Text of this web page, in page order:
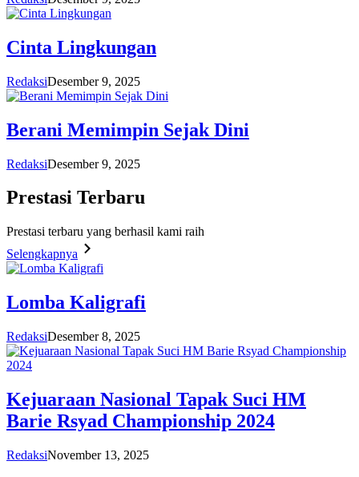
Cinta Lingkungan
RedaksiDesember 9, 2025
Berani Memimpin Sejak Dini
RedaksiDesember 9, 2025
Prestasi Terbaru
Prestasi terbaru yang berhasil kami raih
Selengkapnya
Lomba Kaligrafi
RedaksiDesember 8, 2025
Kejuaraan Nasional Tapak Suci HM
Barie Rsyad Championship 2024
RedaksiNovember 13, 2025